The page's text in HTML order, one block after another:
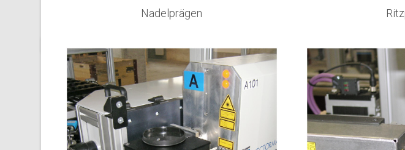
Nadelprägen